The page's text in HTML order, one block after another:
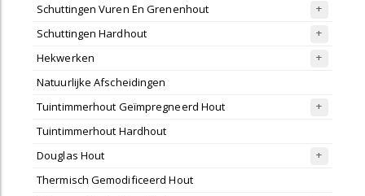
Schuttingen Vuren En Grenenhout
Schuttingen Hardhout
Hekwerken
Natuurlijke Afscheidingen
Tuintimmerhout Geïmpregneerd Hout
Tuintimmerhout Hardhout
Douglas Hout
Thermisch Gemodificeerd Hout